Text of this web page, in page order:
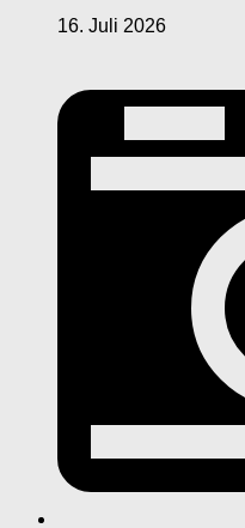
16. Juli 2026